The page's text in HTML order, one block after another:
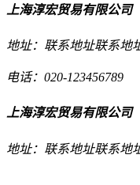
上海淳宏贸易有限公司
地址：联系地址联系地
电话：020-123456789
上海淳宏贸易有限公司
地址：联系地址联系地